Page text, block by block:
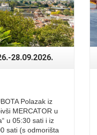
28.09.2026.
Polazak iz
MERCATOR u
u 05:30 sati i iz
sati (s odmorišta